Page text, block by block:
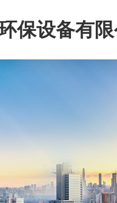
保设备有